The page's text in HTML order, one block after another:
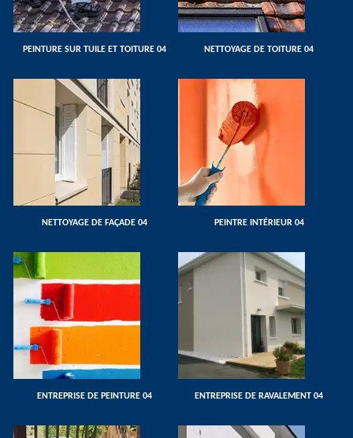
PEINTURE SUR TUILE ET TOITURE 04 NETTOYAGE DE TOITURE 04
NETTOYAGE DE FAÇADE 04 PEINTRE INTÉRIEUR 04
ENTREPRISE DE PEINTURE 04 ENTREPRISE DE RAVALEMENT 04